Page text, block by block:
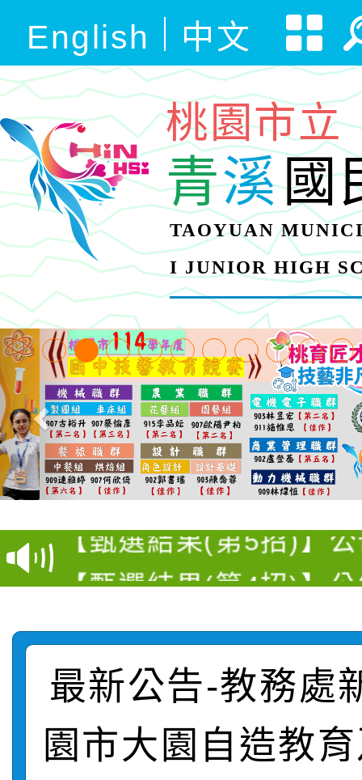
English 中文
桃園市立
青溪國
TAOYUAN
I JUNIOR HIGH
【選舉公告】本校115
評審委員會」及「教師
員會」之票選委員選舉
【甄選結果(第13招)】
學年度第1學期第7次代
結果(第13招)
【甄選結果(第5招)】
學年度第1學期第9次
【甄選結果(第4招)】
結果(第4招)
學年度第1學期第7次代
結果(第12招)
轉知：桃園市115學年
賽及師生本土語及新住
賽實施要點
轉知：「桃園市115學
比賽實施要點」
轉知：「115年金融知
最新公告-教務處
園市大園自造教